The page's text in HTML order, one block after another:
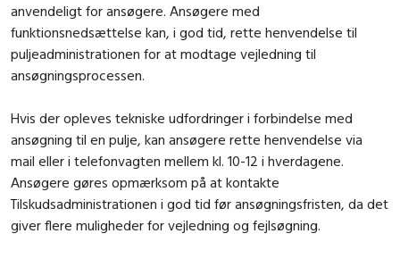
anvendeligt for ansøgere. Ansøgere med
funktionsnedsættelse kan, i god tid, rette henvendelse til
puljeadministrationen for at modtage vejledning til
ansøgningsprocessen.
Hvis der opleves tekniske udfordringer i forbindelse med
ansøgning til en pulje, kan ansøgere rette henvendelse via
mail eller i telefonvagten mellem kl. 10-12 i hverdagene.
Ansøgere gøres opmærksom på at kontakte
Tilskudsadministrationen i god tid før ansøgningsfristen, da det
giver flere muligheder for vejledning og fejlsøgning.